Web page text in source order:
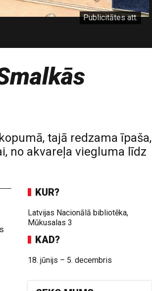
Publicitātes att.
tajā redzama īpaša,
no akvareļa viegluma līdz
KUR?
Latvijas Nacionālā bibliotēka,
Mūkusalas 3
KAD?
18. jūnijs – 5. decembris